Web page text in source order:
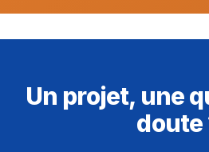
Un projet, une
doute